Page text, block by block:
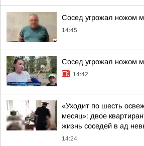
Сосед угрожал ножом
14:45
Сосед угрожал ножом
14:42
«Уходит по шесть
месяц»: двое
жизнь соседей в ад
14:24